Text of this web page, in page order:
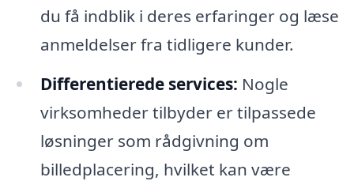
du få indblik i deres erfaringer og læse
anmeldelser fra tidligere kunder.
Differentierede services: Nogle
virksomheder tilbyder er tilpassede
løsninger som rådgivning om
billedplacering, hvilket kan være